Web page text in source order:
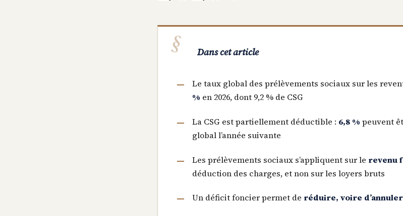
Dans cet article
Le taux global des prélèvements sociaux sur les
% en 2026, dont 9,2 % de CSG
La CSG est partiellement déductible : 6,8 % peuvent
global l’année suivante
Les prélèvements sociaux s’appliquent sur le revenu
déduction des charges, et non sur les loyers bruts
Un déficit foncier permet de réduire, voire d’annuler